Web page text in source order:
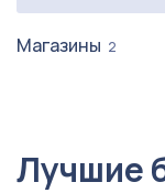
Магазины 2
Лучшие